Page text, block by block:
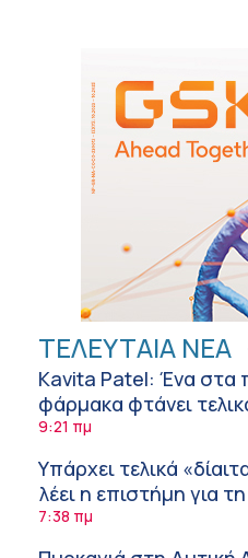
ΤΕΛΕΥΤΑΙΑ ΝΕΑ
Kavita Patel: Ένα στα
φάρμακα φτάνει
9:21 πμ
Υπάρχει τελικά
λέει η επιστήμη για
συμπληρώματα
7:38 πμ